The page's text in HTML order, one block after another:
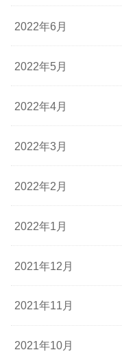
2022年6月
2022年5月
2022年4月
2022年3月
2022年2月
2022年1月
2021年12月
2021年11月
2021年10月